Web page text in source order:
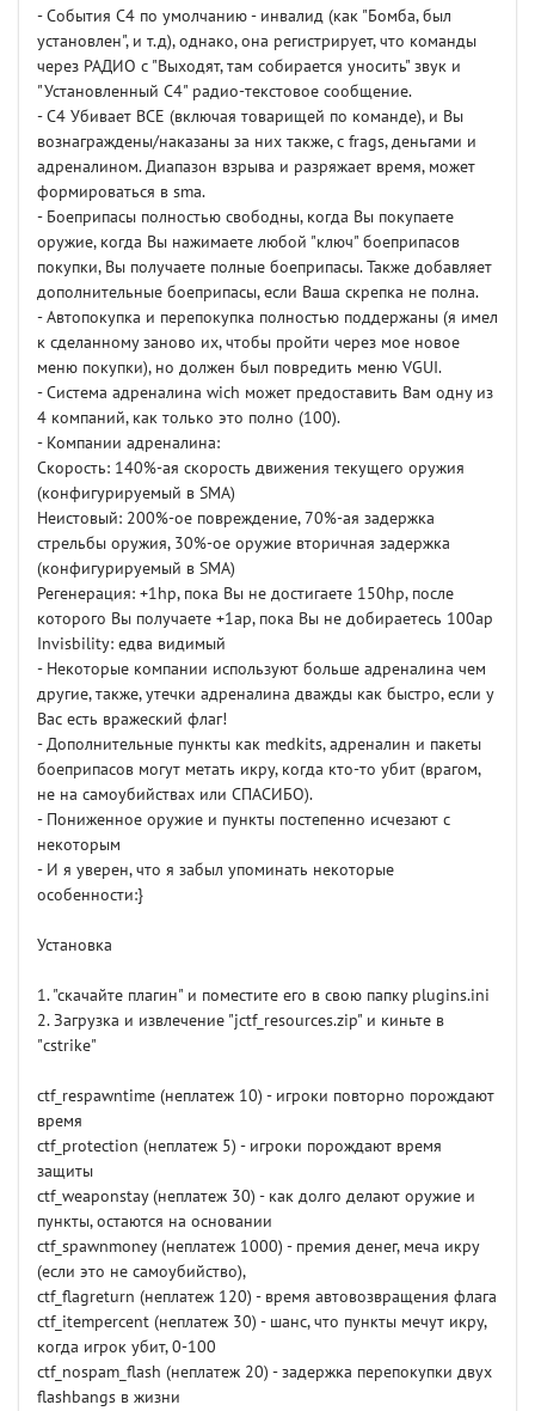
- События C4 по умолчанию - инвалид (как "Бомба, был
установлен", и т.д), однако, она регистрирует, что команды
через РАДИО с "Выходят, там собирается уносить" звук и
"Установленный C4" радио-текстовое сообщение.
- C4 Убивает ВСЕ (включая товарищей по команде), и Вы
вознаграждены/наказаны за них также, с frags, деньгами и
адреналином. Диапазон взрыва и разряжает время, может
формироваться в sma.
- Боеприпасы полностью свободны, когда Вы покупаете
оружие, когда Вы нажимаете любой "ключ" боеприпасов
покупки, Вы получаете полные боеприпасы. Также добавляет
дополнительные боеприпасы, если Ваша скрепка не полна.
- Автопокупка и перепокупка полностью поддержаны (я имел
к сделанному заново их, чтобы пройти через мое новое
меню покупки), но должен был повредить меню VGUI.
- Система адреналина wich может предоставить Вам одну из
4 компаний, как только это полно (100).
- Компании адреналина:
Скорость: 140%-ая скорость движения текущего оружия
(конфигурируемый в SMA)
Неистовый: 200%-ое повреждение, 70%-ая задержка
стрельбы оружия, 30%-ое оружие вторичная задержка
(конфигурируемый в SMA)
Регенерация: +1hp, пока Вы не достигаете 150hp, после
которого Вы получаете +1ap, пока Вы не добираетесь 100ap
Invisbility: едва видимый
- Некоторые компании используют больше адреналина чем
другие, также, утечки адреналина дважды как быстро, если у
Вас есть вражеский флаг!
- Дополнительные пункты как medkits, адреналин и пакеты
боеприпасов могут метать икру, когда кто-то убит (врагом,
не на самоубийствах или СПАСИБО).
- Пониженное оружие и пункты постепенно исчезают с
некоторым
- И я уверен, что я забыл упоминать некоторые
особенности:}
Установка
1. "скачайте плагин" и поместите его в свою папку plugins.ini
2. Загрузка и извлечение "jctf_resources.zip" и киньте в
"cstrike"
ctf_respawntime (неплатеж 10) - игроки повторно порождают
время
ctf_protection (неплатеж 5) - игроки порождают время
защиты
ctf_weaponstay (неплатеж 30) - как долго делают оружие и
пункты, остаются на основании
ctf_spawnmoney (неплатеж 1000) - премия денег, меча икру
(если это не самоубийство),
ctf_flagreturn (неплатеж 120) - время автовозвращения флага
ctf_itempercent (неплатеж 30) - шанс, что пункты мечут икру,
когда игрок убит, 0-100
ctf_nospam_flash (неплатеж 20) - задержка перепокупки двух
flashbangs в жизни